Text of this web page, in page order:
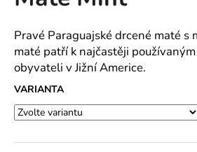
z
5
hvězdiček.
Pravé Paraguajské drcené maté s
maté patří k najčastěji
obyvateli v Jižní Americe.
VARIANTA
j
í
t
?